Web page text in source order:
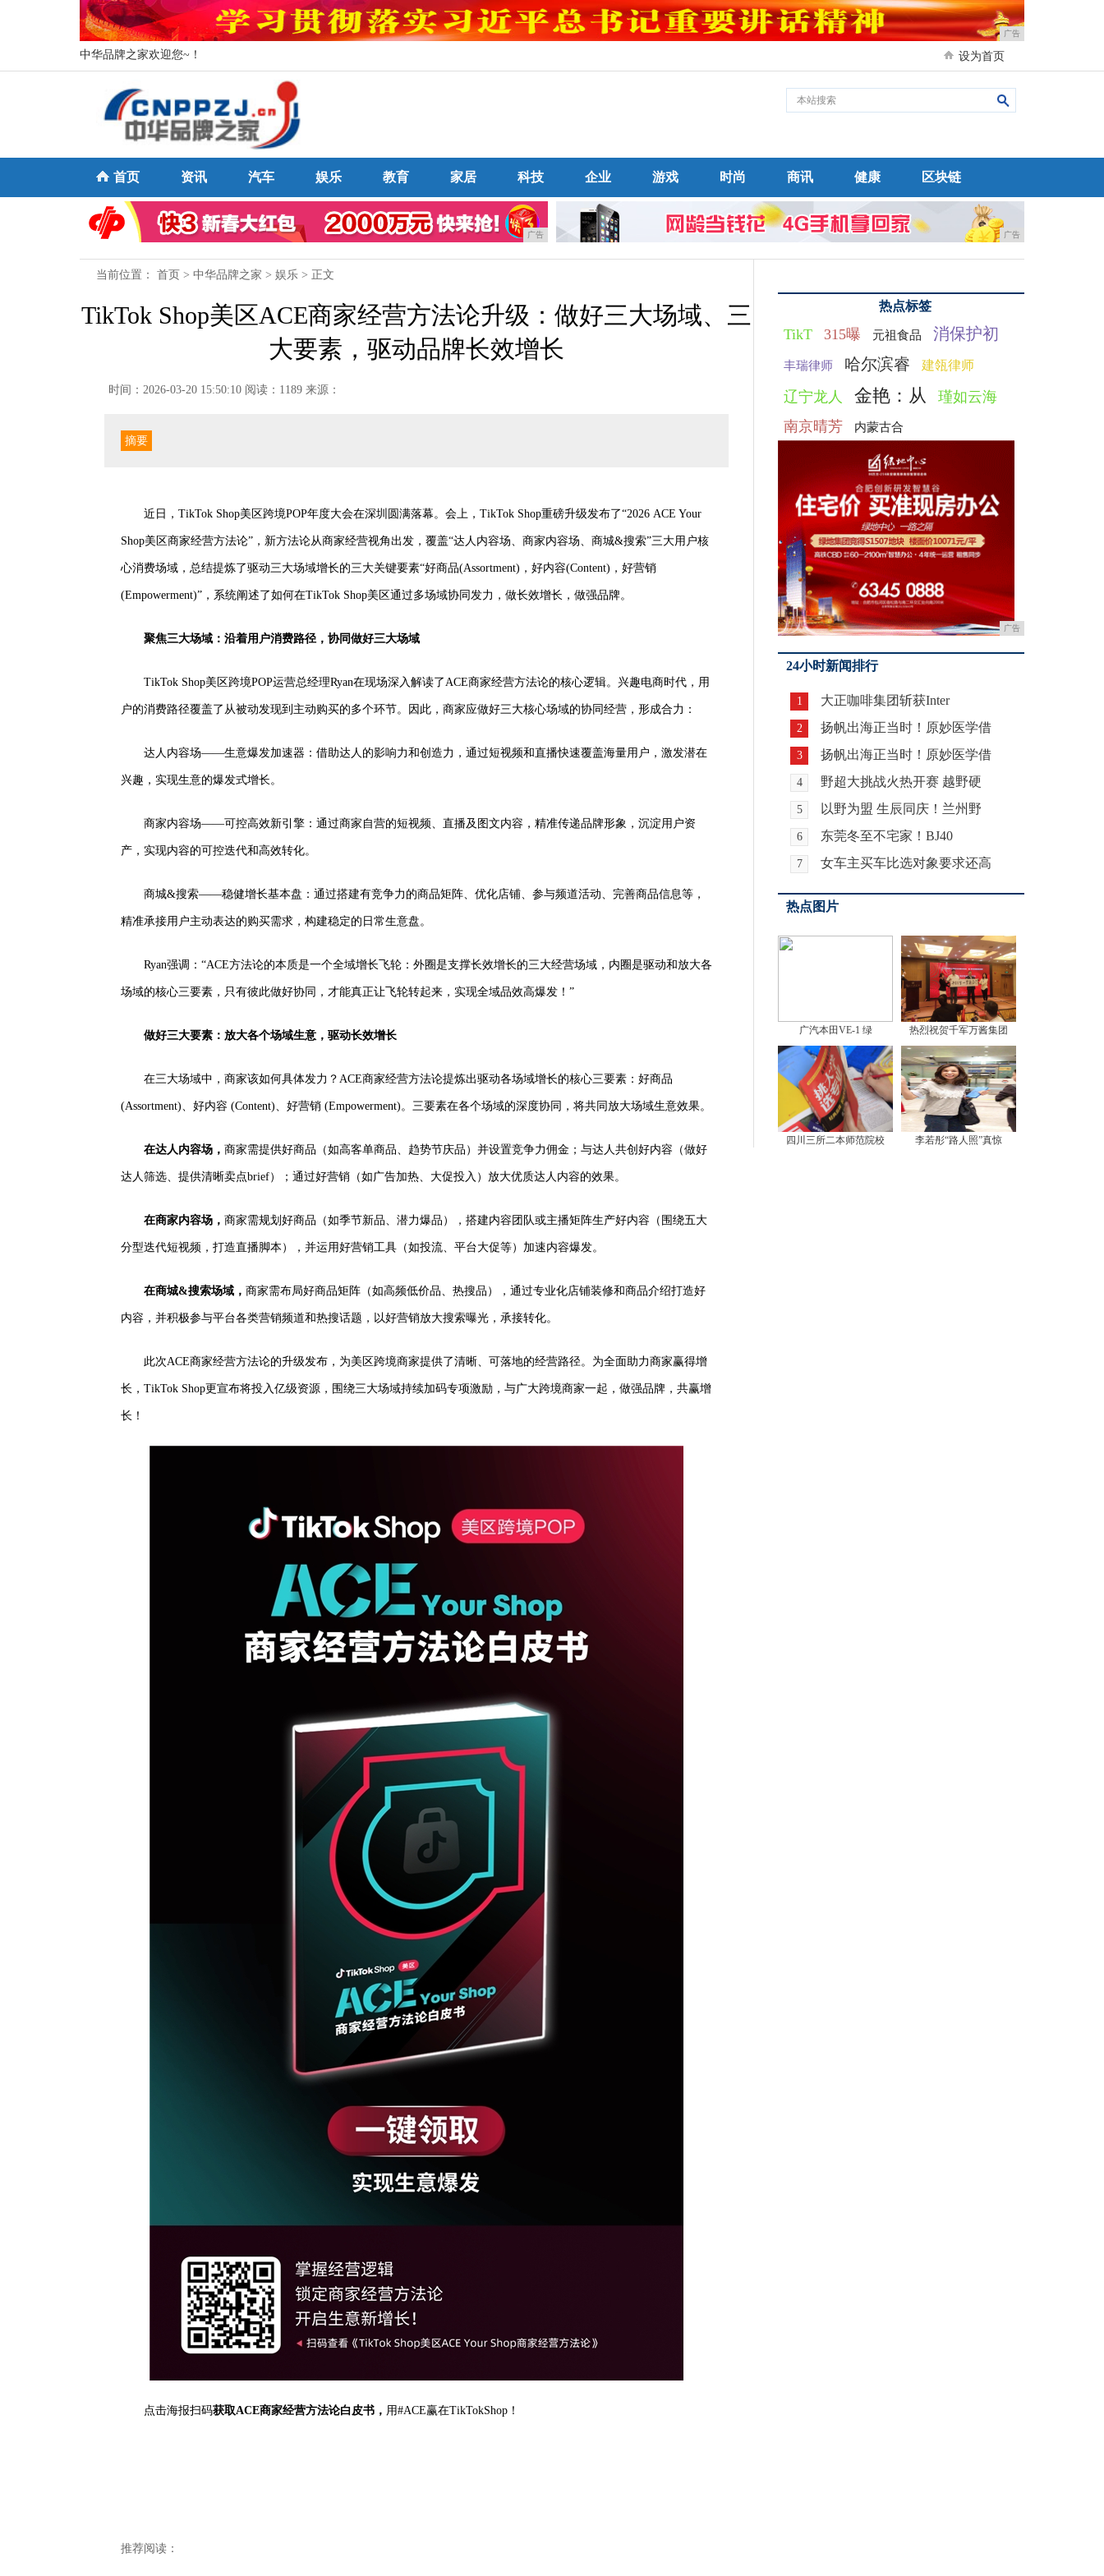
广告
中华品牌之家欢迎您~！ 设为首页
首页 资讯 汽车 娱乐 教育 家居 科技 企业 游戏 时尚 商讯 健康 区块链
广告 广告
当前位置： 首页 > 中华品牌之家 > 娱乐 > 正文
TikTok Shop美区ACE商家经营方法论升级：做好三大场域、三
大要素，驱动品牌长效增长
时间：2026-03-20 15:50:10 阅读：1189 来源：
摘要
近日，TikTok Shop美区跨境POP年度大会在深圳圆满落幕。会上，TikTok Shop重磅升级发布了“2026 ACE Your
Shop美区商家经营方法论”，新方法论从商家经营视角出发，覆盖“达人内容场、商家内容场、商城&搜索”三大用户核
心消费场域，总结提炼了驱动三大场域增长的三大关键要素“好商品(Assortment)，好内容(Content)，好营销
(Empowerment)”，系统阐述了如何在TikTok Shop美区通过多场域协同发力，做长效增长，做强品牌。
聚焦三大场域：沿着用户消费路径，协同做好三大场域
TikTok Shop美区跨境POP运营总经理Ryan在现场深入解读了ACE商家经营方法论的核心逻辑。兴趣电商时代，用
户的消费路径覆盖了从被动发现到主动购买的多个环节。因此，商家应做好三大核心场域的协同经营，形成合力：
达人内容场——生意爆发加速器：借助达人的影响力和创造力，通过短视频和直播快速覆盖海量用户，激发潜在
兴趣，实现生意的爆发式增长。
商家内容场——可控高效新引擎：通过商家自营的短视频、直播及图文内容，精准传递品牌形象，沉淀用户资
产，实现内容的可控迭代和高效转化。
商城&搜索——稳健增长基本盘：通过搭建有竞争力的商品矩阵、优化店铺、参与频道活动、完善商品信息等，
精准承接用户主动表达的购买需求，构建稳定的日常生意盘。
Ryan强调：“ACE方法论的本质是一个全域增长飞轮：外圈是支撑长效增长的三大经营场域，内圈是驱动和放大各
场域的核心三要素，只有彼此做好协同，才能真正让飞轮转起来，实现全域品效高爆发！”
做好三大要素：放大各个场域生意，驱动长效增长
在三大场域中，商家该如何具体发力？ACE商家经营方法论提炼出驱动各场域增长的核心三要素：好商品
(Assortment)、好内容 (Content)、好营销 (Empowerment)。三要素在各个场域的深度协同，将共同放大场域生意效果。
在达人内容场， 商家需提供好商品（如高客单商品、趋势节庆品）并设置竞争力佣金；与达人共创好内容（做好
达人筛选、提供清晰卖点brief）；通过好营销（如广告加热、大促投入）放大优质达人内容的效果。
在商家内容场， 商家需规划好商品（如季节新品、潜力爆品），搭建内容团队或主播矩阵生产好内容（围绕五大
分型迭代短视频，打造直播脚本），并运用好营销工具（如投流、平台大促等）加速内容爆发。
在商城&搜索场域， 商家需布局好商品矩阵（如高频低价品、热搜品），通过专业化店铺装修和商品介绍打造好
内容，并积极参与平台各类营销频道和热搜话题，以好营销放大搜索曝光，承接转化。
此次ACE商家经营方法论的升级发布，为美区跨境商家提供了清晰、可落地的经营路径。为全面助力商家赢得增
长，TikTok Shop更宣布将投入亿级资源，围绕三大场域持续加码专项激励，与广大跨境商家一起，做强品牌，共赢增
长！
点击海报扫码获取ACE商家经营方法论白皮书， 用#ACE赢在TikTokShop！
推荐阅读：
热点标签
TikT 315曝 元祖食品 消保护初
丰瑞律师 哈尔滨睿 建瓴律师
辽宁龙人 金艳：从
瑾如云海
南京晴芳
内蒙古合
广告
24小时新闻排行
1 大正咖啡集团斩获Inter
2 扬帆出海正当时！原妙医学借
3 扬帆出海正当时！原妙医学借
4 野超大挑战火热开赛 越野硬
5 以野为盟 生辰同庆！兰州野
6 东莞冬至不宅家！BJ40
7 女车主买车比选对象要求还高
热点图片
广汽本田VE-1 绿 热烈祝贺千军万酱集团
四川三所二本师范院校 李若彤“路人照”真惊